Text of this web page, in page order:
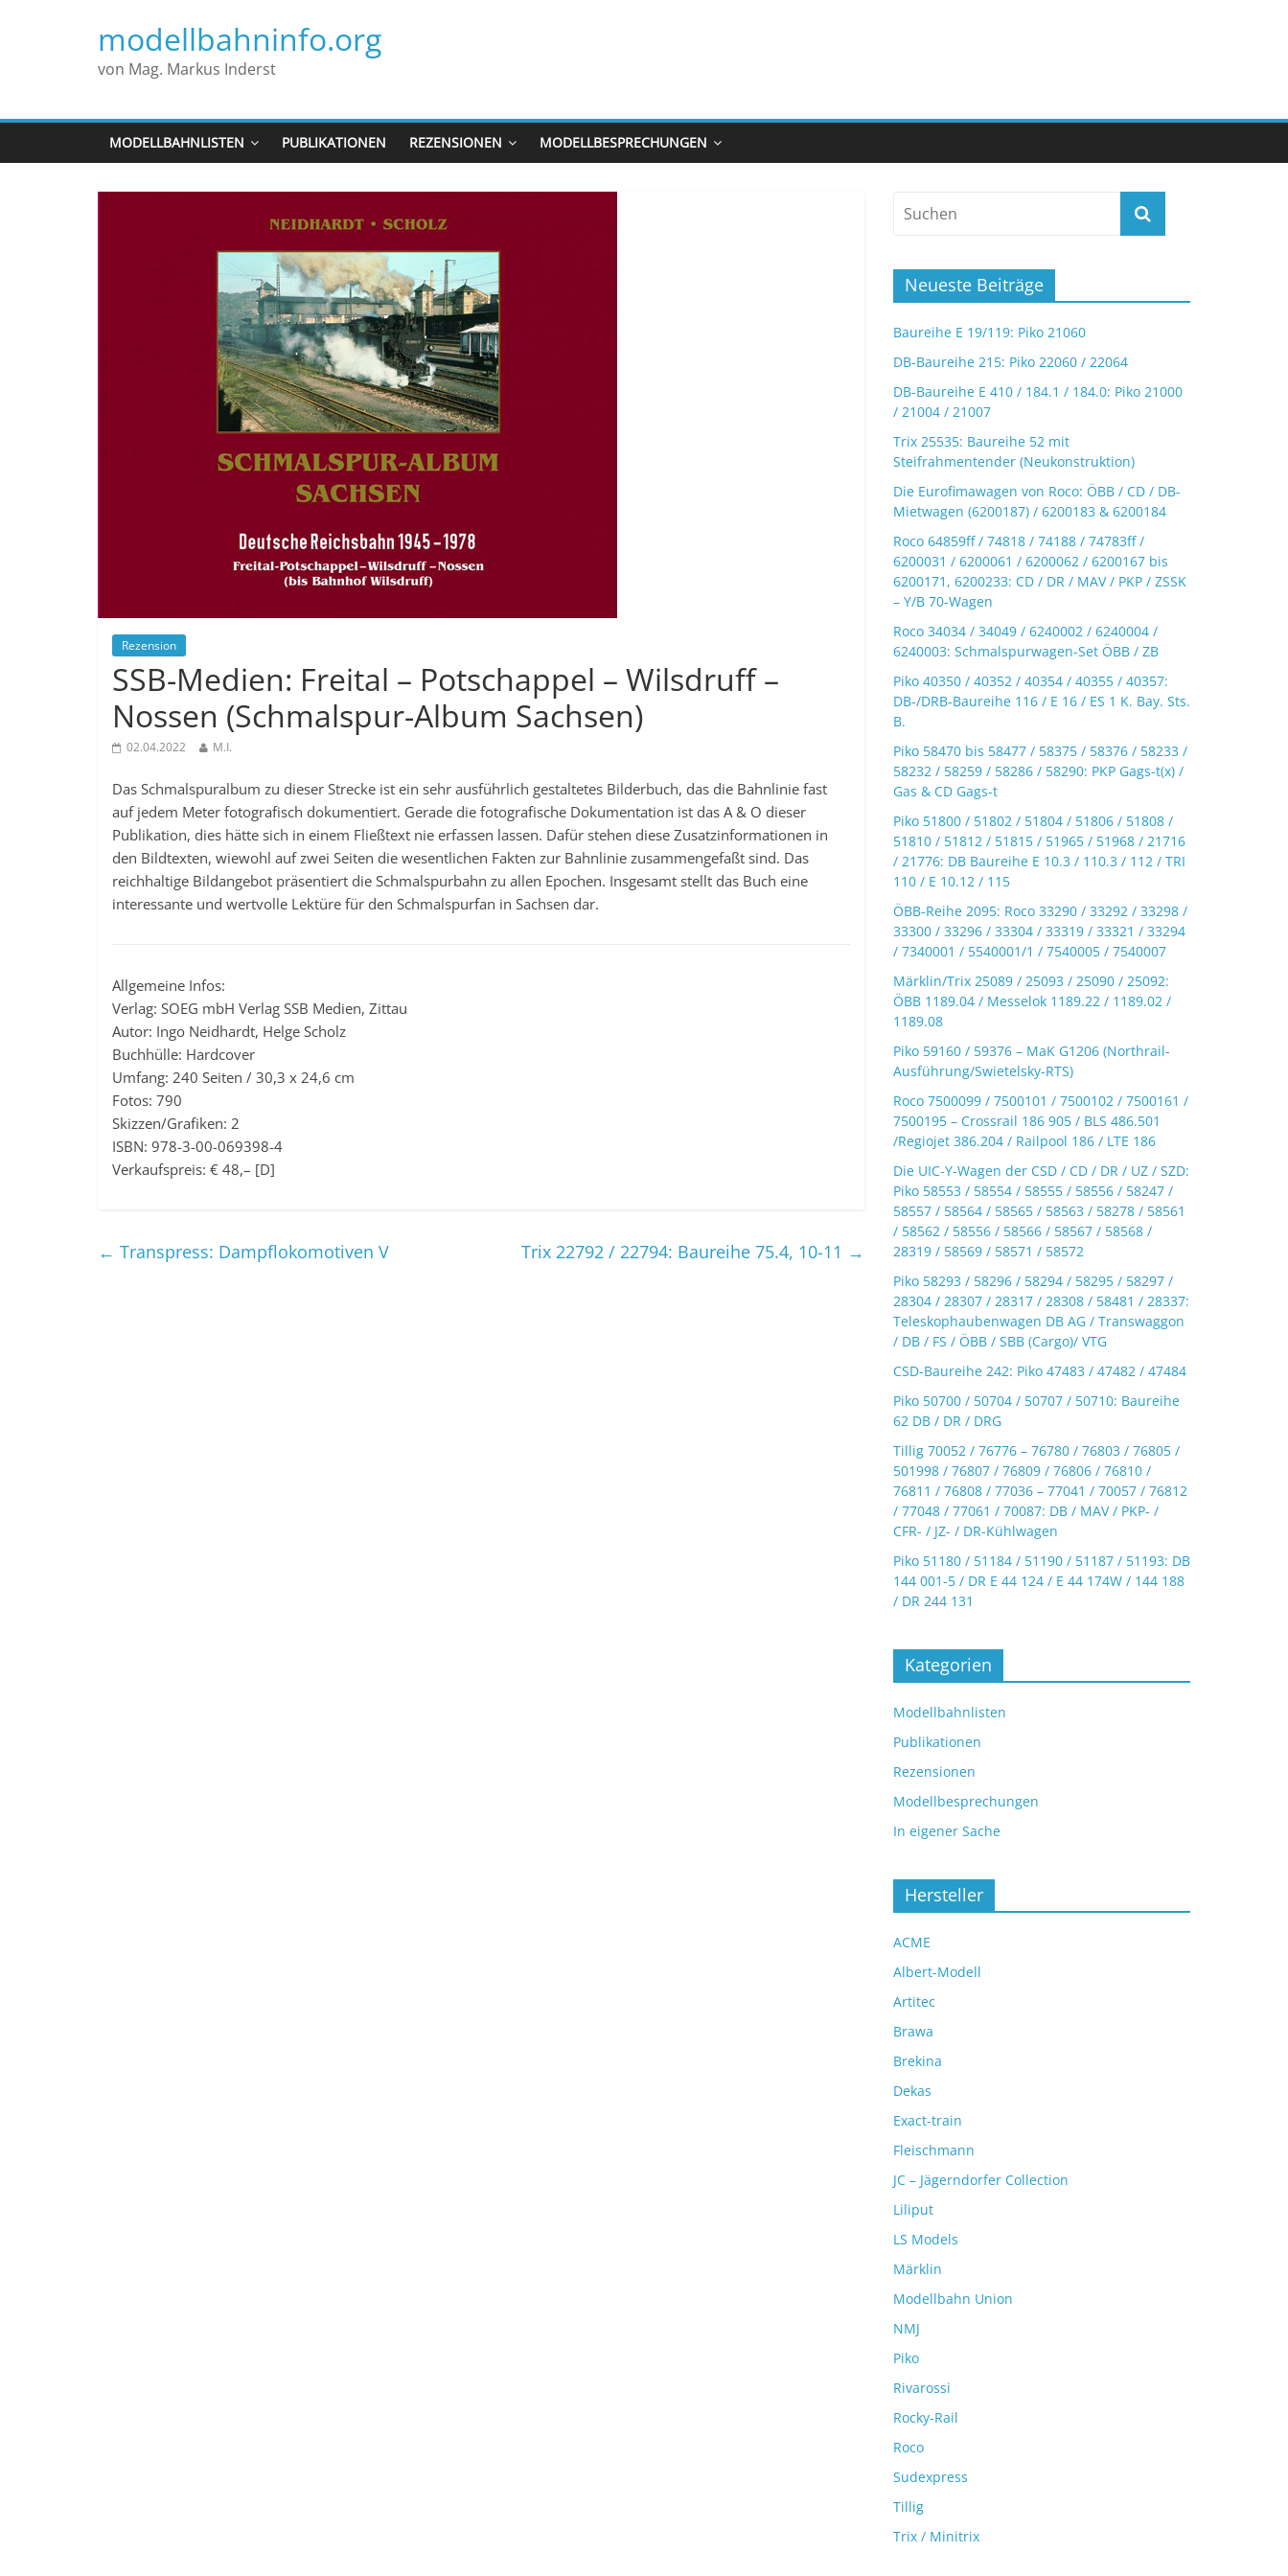
modellbahninfo.org
von Mag. Markus Inderst
MODELLBAHNLISTEN PUBLIKATIONEN REZENSIONEN MODELLBESPRECHUNGEN
Rezension
SSB-Medien: Freital – Potschappel – Wilsdruff –
Nossen (Schmalspur-Album Sachsen)
02.04.2022 M.I.
Das Schmalspuralbum zu dieser Strecke ist ein sehr ausführlich gestaltetes Bilderbuch, das die Bahnlinie fast
auf jedem Meter fotografisch dokumentiert. Gerade die fotografische Dokumentation ist das A & O dieser
Publikation, dies hätte sich in einem Fließtext nie erfassen lassen. Dafür stehen diese Zusatzinformationen in
den Bildtexten, wiewohl auf zwei Seiten die wesentlichen Fakten zur Bahnlinie zusammengefaßt sind. Das
reichhaltige Bildangebot präsentiert die Schmalspurbahn zu allen Epochen. Insgesamt stellt das Buch eine
interessante und wertvolle Lektüre für den Schmalspurfan in Sachsen dar.
Allgemeine Infos:
Verlag: SOEG mbH Verlag SSB Medien, Zittau
Autor: Ingo Neidhardt, Helge Scholz
Buchhülle: Hardcover
Umfang: 240 Seiten / 30,3 x 24,6 cm
Fotos: 790
Skizzen/Grafiken: 2
ISBN: 978-3-00-069398-4
Verkaufspreis: € 48,– [D]
← Transpress: Dampflokomotiven V Trix 22792 / 22794: Baureihe 75.4, 10-11 →
Neueste Beiträge
Baureihe E 19/119: Piko 21060
DB-Baureihe 215: Piko 22060 / 22064
DB-Baureihe E 410 / 184.1 / 184.0: Piko 21000
/ 21004 / 21007
Trix 25535: Baureihe 52 mit
Steifrahmentender (Neukonstruktion)
Die Eurofimawagen von Roco: ÖBB / CD / DB-
Mietwagen (6200187) / 6200183 & 6200184
Roco 64859ff / 74818 / 74188 / 74783ff /
6200031 / 6200061 / 6200062 / 6200167 bis
6200171, 6200233: CD / DR / MAV / PKP / ZSSK
– Y/B 70-Wagen
Roco 34034 / 34049 / 6240002 / 6240004 /
6240003: Schmalspurwagen-Set ÖBB / ZB
Piko 40350 / 40352 / 40354 / 40355 / 40357:
DB-/DRB-Baureihe 116 / E 16 / ES 1 K. Bay. Sts.
B.
Piko 58470 bis 58477 / 58375 / 58376 / 58233 /
58232 / 58259 / 58286 / 58290: PKP Gags-t(x) /
Gas & CD Gags-t
Piko 51800 / 51802 / 51804 / 51806 / 51808 /
51810 / 51812 / 51815 / 51965 / 51968 / 21716
/ 21776: DB Baureihe E 10.3 / 110.3 / 112 / TRI
110 / E 10.12 / 115
ÖBB-Reihe 2095: Roco 33290 / 33292 / 33298 /
33300 / 33296 / 33304 / 33319 / 33321 / 33294
/ 7340001 / 5540001/1 / 7540005 / 7540007
Märklin/Trix 25089 / 25093 / 25090 / 25092:
ÖBB 1189.04 / Messelok 1189.22 / 1189.02 /
1189.08
Piko 59160 / 59376 – MaK G1206 (Northrail-
Ausführung/Swietelsky-RTS)
Roco 7500099 / 7500101 / 7500102 / 7500161 /
7500195 – Crossrail 186 905 / BLS 486.501
/Regiojet 386.204 / Railpool 186 / LTE 186
Die UIC-Y-Wagen der CSD / CD / DR / UZ / SZD:
Piko 58553 / 58554 / 58555 / 58556 / 58247 /
58557 / 58564 / 58565 / 58563 / 58278 / 58561
/ 58562 / 58556 / 58566 / 58567 / 58568 /
28319 / 58569 / 58571 / 58572
Piko 58293 / 58296 / 58294 / 58295 / 58297 /
28304 / 28307 / 28317 / 28308 / 58481 / 28337:
Teleskophaubenwagen DB AG / Transwaggon
/ DB / FS / ÖBB / SBB (Cargo)/ VTG
CSD-Baureihe 242: Piko 47483 / 47482 / 47484
Piko 50700 / 50704 / 50707 / 50710: Baureihe
62 DB / DR / DRG
Tillig 70052 / 76776 – 76780 / 76803 / 76805 /
501998 / 76807 / 76809 / 76806 / 76810 /
76811 / 76808 / 77036 – 77041 / 70057 / 76812
/ 77048 / 77061 / 70087: DB / MAV / PKP- /
CFR- / JZ- / DR-Kühlwagen
Piko 51180 / 51184 / 51190 / 51187 / 51193: DB
144 001-5 / DR E 44 124 / E 44 174W / 144 188
/ DR 244 131
Kategorien
Modellbahnlisten
Publikationen
Rezensionen
Modellbesprechungen
In eigener Sache
Hersteller
ACME
Albert-Modell
Artitec
Brawa
Brekina
Dekas
Exact-train
Fleischmann
JC – Jägerndorfer Collection
Liliput
LS Models
Märklin
Modellbahn Union
NMJ
Piko
Rivarossi
Rocky-Rail
Roco
Sudexpress
Tillig
Trix / Minitrix